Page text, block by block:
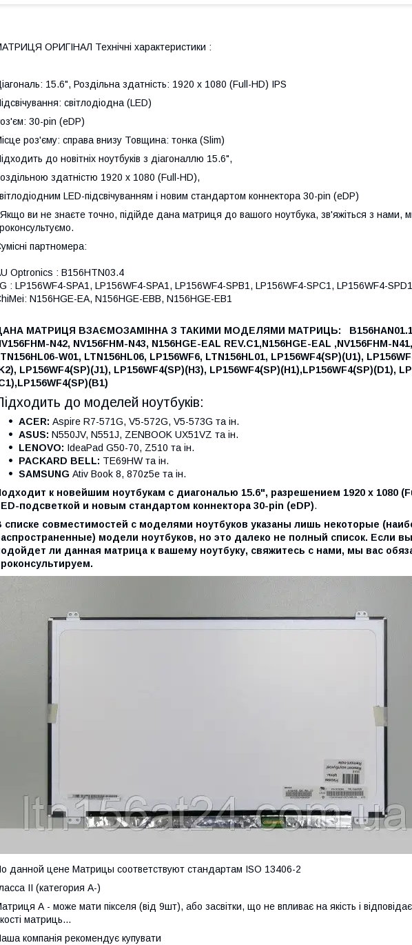
ОРИГІНАЛ Технічні характеристики :
15.6", Роздільна здатність: 1920 x 1080 (Full-HD) IPS
світлодіодна (LED)
30-pin (eDP)
роз'єму: справа внизу Товщина: тонка (Slim)
до новітніх ноутбуків з діагоналлю 15.6",
здатністю 1920 x 1080 (Full-HD),
LED-підсвічуванням і новим стандартом коннектора 30-pin (eDP)
ви не знаєте точно, підійде дана матриця до вашого ноутбука, зв'яжіться з нами,
партномера:
Optronics : B156HTN03.4
: LP156WF4-SPA1, LP156WF4-SPA1, LP156WF4-SPB1, LP156WF4-SPC1, LP156WF4-
N156HGE-EA, N156HGE-EBB, N156HGE-EB1
МАТРИЦЯ ВЗАЄМОЗАМІННА З ТАКИМИ МОДЕЛЯМИ МАТРИЦЬ:
N42, NV156FHM-N43, N156HGE-EAL REV.C1,N156HGE-EAL ,NV156FHM-N41,
W01, LTN156HL06, LP156WF6, LTN156HL01, LP156WF4(SP)(U1),
LP156WF4(SP)(J1), LP156WF4(SP)(H3), LP156WF4(SP)(H1),LP156WF4(SP)(D1),
LP156WF4(SP)(B1)
до моделей ноутбуків:
ACER: Aspire R7-571G, V5-572G, V5-573G та ін.
ASUS: N550JV, N551J, ZENBOOK UX51VZ та ін.
LENOVO: IdeaPad G50-70, Z510 та ін.
PACKARD BELL: TE69HW та ін.
SAMSUNG Ativ Book 8, 870z5e та ін.
к новейшим ноутбукам с диагональю 15.6", разрешением 1920 x 1080
подсветкой и новым стандартом коннектора 30-pin (eDP).
списке совместимостей с моделями ноутбуков указаны лишь некоторые
модели ноутбуков, но это далеко не полный список. Если
ли данная матрица к вашему ноутбуку, свяжитесь с нами, мы вас
данной цене Матрицы соответствуют стандартам ISO 13406-2
II (категория А-)
А - може мати пікселя (від 9шт), або засвітки, що не впливає на якість і
матриць...
компанія рекомендує купувати